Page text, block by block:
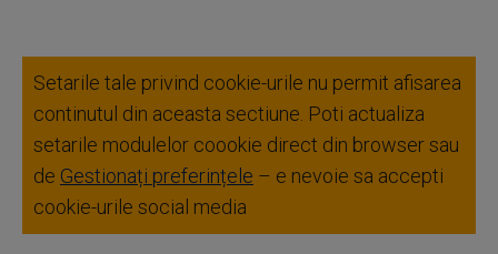
Setarile tale privind cookie-urile nu permit afisarea
continutul din aceasta sectiune. Poti actualiza
setarile modulelor coookie direct din browser sau
de Gestionați preferințele – e nevoie sa accepti
cookie-urile social media